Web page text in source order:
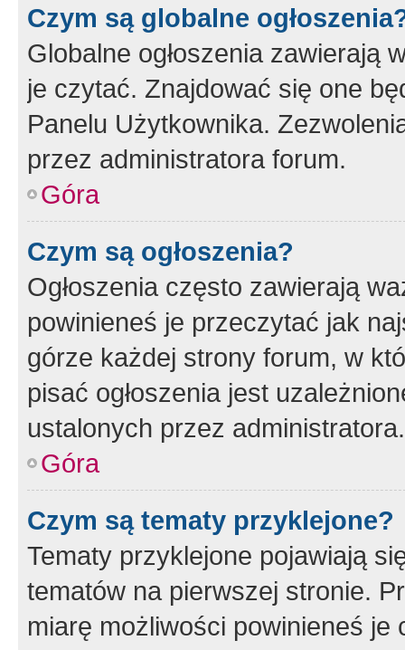
Czym są globalne
Globalne ogłoszenia zawierają
je czytać. Znajdować się one
Panelu Użytkownika.
przez administratora forum.
Góra
Czym są ogłoszenia?
Ogłoszenia często zawierają
powinieneś je przeczytać jak
górze każdej strony forum, w
pisać ogłoszenia jest
ustalonych przez administratora.
Góra
Czym są tematy przyklejone?
Tematy przyklejone pojawiają
tematów na pierwszej stronie.
miarę możliwości powinieneś je